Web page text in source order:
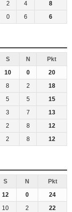
2 4
8
0 6 6
S N
Pkt
10 0
20
8 2
18
5 5
15
3 7
13
2 8
12
2 8 12
S N
Pkt
12 0
24
10 2
22